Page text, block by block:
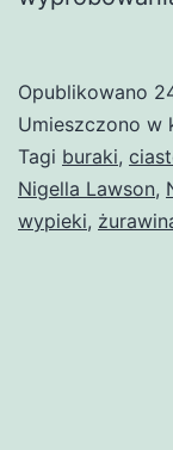
Opublikowano
Umieszczono w
Tagi buraki,
Nigella Lawson,
wypieki,